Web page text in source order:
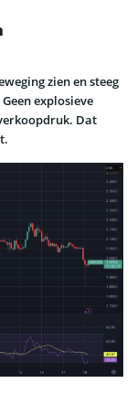
zien en steeg
explosieve
Dat